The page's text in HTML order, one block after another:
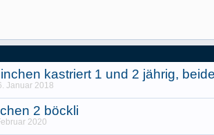
kastriert 1 und 2 jährig,
Januar 2018
2 böckli
2020